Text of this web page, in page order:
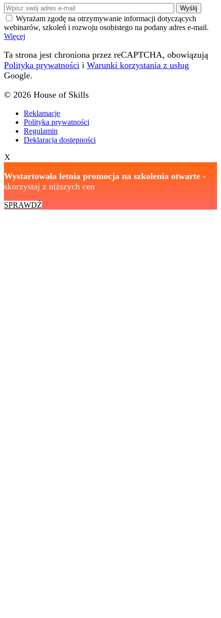
Wyrażam zgodę na otrzymywanie informacji dotyczących
webinarów, szkoleń i rozwoju osobistego na podany adres e-mail.
Więcej
Ta strona jest chroniona przez reCAPTCHA, obowiązują
Polityka prywatności i Warunki korzystania z usług
Google.
© 2026 House of Skills
Reklamacje
Polityka prywatności
Regulamin
Deklaracja dostępności
X
Wystartowała letnia promocja na szkolenia otwarte -
skorzystaj z niższych cen
SPRAWDŹ